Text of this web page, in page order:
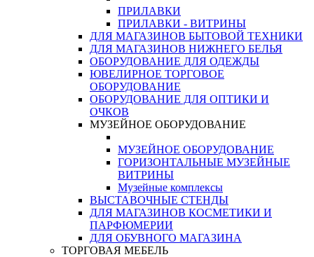
ПРИЛАВКИ
ПРИЛАВКИ - ВИТРИНЫ
ДЛЯ МАГАЗИНОВ БЫТОВОЙ ТЕХНИКИ
ДЛЯ МАГАЗИНОВ НИЖНЕГО БЕЛЬЯ
ОБОРУДОВАНИЕ ДЛЯ ОДЕЖДЫ
ЮВЕЛИРНОЕ ТОРГОВОЕ
ОБОРУДОВАНИЕ
ОБОРУДОВАНИЕ ДЛЯ ОПТИКИ И
ОЧКОВ
МУЗЕЙНОЕ ОБОРУДОВАНИЕ
МУЗЕЙНОЕ ОБОРУДОВАНИЕ
ГОРИЗОНТАЛЬНЫЕ МУЗЕЙНЫЕ
ВИТРИНЫ
Музейные комплексы
ВЫСТАВОЧНЫЕ СТЕНДЫ
ДЛЯ МАГАЗИНОВ КОСМЕТИКИ И
ПАРФЮМЕРИИ
ДЛЯ ОБУВНОГО МАГАЗИНА
ТОРГОВАЯ МЕБЕЛЬ